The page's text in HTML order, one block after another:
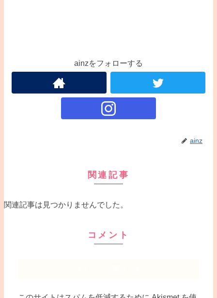
ainzをフォローする
ainz
関連記事
関連記事は見つかりませんでした。
コメント